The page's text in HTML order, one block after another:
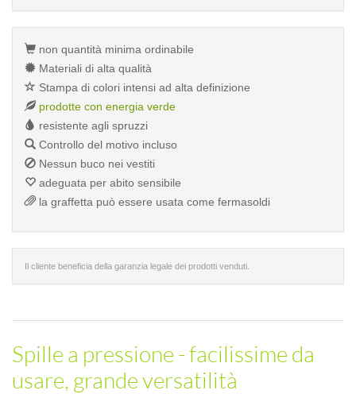
non quantità minima ordinabile
Materiali di alta qualità
Stampa di colori intensi ad alta definizione
prodotte con energia verde
resistente agli spruzzi
Controllo del motivo incluso
Nessun buco nei vestiti
adeguata per abito sensibile
la graffetta può essere usata come fermasoldi
Il cliente beneficia della garanzia legale dei prodotti venduti.
Spille a pressione - facilissime da
usare, grande versatilità